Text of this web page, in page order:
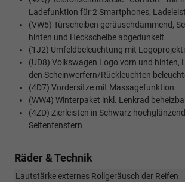
Ladefunktion für 2 Smartphones,
(VW5) Türscheiben geräuschdämmend,
hinten und Heckscheibe abgedunkelt
(1J2) Umfeldbeleuchtung mit
(UD8) Volkswagen Logo vorn und hinten,
den Scheinwerfern/Rückleuchten
(4D7) Vordersitze mit Massagefunktion
(WW4) Winterpaket inkl. Lenkrad
(4ZD) Zierleisten in Schwarz
Seitenfenstern
Räder & Technik
Lautstärke externes Rollgeräusch der Reifen